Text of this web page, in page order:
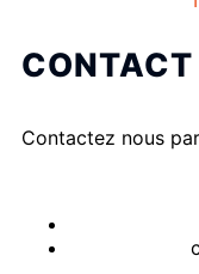
CONTACT
Contactez nous